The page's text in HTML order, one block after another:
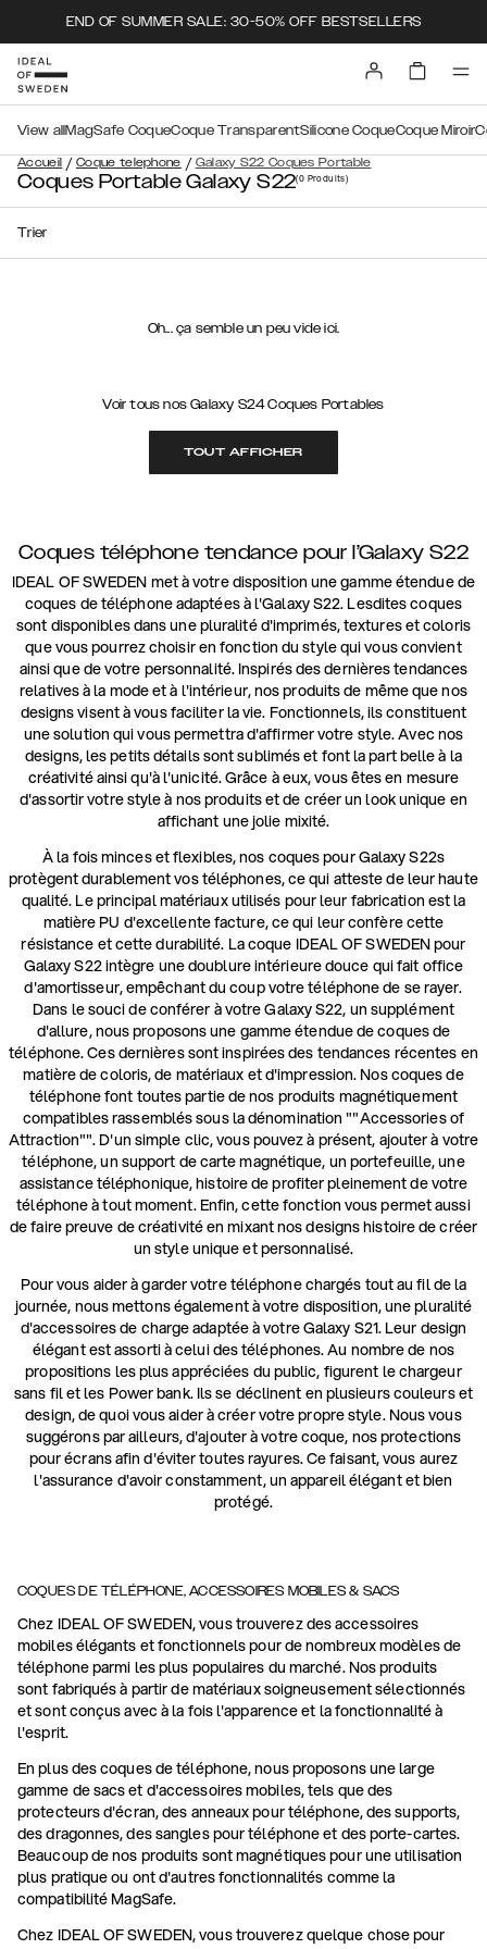
END OF SUMMER SALE: 30-50% OFF BESTSELLERS
Accueil / Coque telephone / Galaxy S22 Coques Portable
View all MagSafe CoqueCoque TransparentSilicone CoqueCoque Miroir
Coques Portable Galaxy S22(0 Produits)
Trier
Oh... ça semble un peu vide ici.
Voir tous nos Galaxy S24 Coques Portables
TOUT AFFICHER
Coques téléphone tendance pour l’Galaxy S22
IDEAL OF SWEDEN met à votre disposition une gamme étendue de
coques de téléphone adaptées à l'Galaxy S22. Lesdites coques
sont disponibles dans une pluralité d'imprimés, textures et coloris
que vous pourrez choisir en fonction du style qui vous convient
ainsi que de votre personnalité. Inspirés des dernières tendances
relatives à la mode et à l'intérieur, nos produits de même que nos
designs visent à vous faciliter la vie. Fonctionnels, ils constituent
une solution qui vous permettra d'affirmer votre style. Avec nos
designs, les petits détails sont sublimés et font la part belle à la
créativité ainsi qu'à l'unicité. Grâce à eux, vous êtes en mesure
d'assortir votre style à nos produits et de créer un look unique en
affichant une jolie mixité.
À la fois minces et flexibles, nos coques pour Galaxy S22s
protègent durablement vos téléphones, ce qui atteste de leur haute
qualité. Le principal matériaux utilisés pour leur fabrication est la
matière PU d'excellente facture, ce qui leur confère cette
résistance et cette durabilité. La coque IDEAL OF SWEDEN pour
Galaxy S22 intègre une doublure intérieure douce qui fait office
d'amortisseur, empêchant du coup votre téléphone de se rayer.
Dans le souci de conférer à votre Galaxy S22, un supplément
d'allure, nous proposons une gamme étendue de coques de
téléphone. Ces dernières sont inspirées des tendances récentes en
matière de coloris, de matériaux et d'impression. Nos coques de
téléphone font toutes partie de nos produits magnétiquement
compatibles rassemblés sous la dénomination ""Accessories of
Attraction"". D'un simple clic, vous pouvez à présent, ajouter à votre
téléphone, un support de carte magnétique, un portefeuille, une
assistance téléphonique, histoire de profiter pleinement de votre
téléphone à tout moment. Enfin, cette fonction vous permet aussi
de faire preuve de créativité en mixant nos designs histoire de créer
un style unique et personnalisé.
Pour vous aider à garder votre téléphone chargés tout au fil de la
journée, nous mettons également à votre disposition, une pluralité
d'accessoires de charge adaptée à votre Galaxy S21. Leur design
élégant est assorti à celui des téléphones. Au nombre de nos
propositions les plus appréciées du public, figurent le chargeur
sans fil et les Power bank. Ils se déclinent en plusieurs couleurs et
design, de quoi vous aider à créer votre propre style. Nous vous
suggérons par ailleurs, d'ajouter à votre coque, nos protections
pour écrans afin d'éviter toutes rayures. Ce faisant, vous aurez
l'assurance d'avoir constamment, un appareil élégant et bien
protégé.
COQUES DE TÉLÉPHONE, ACCESSOIRES MOBILES & SACS
Chez IDEAL OF SWEDEN, vous trouverez des accessoires
mobiles élégants et fonctionnels pour de nombreux modèles de
téléphone parmi les plus populaires du marché. Nos produits
sont fabriqués à partir de matériaux soigneusement sélectionnés
et sont conçus avec à la fois l'apparence et la fonctionnalité à
l'esprit.
En plus des coques de téléphone, nous proposons une large
gamme de sacs et d'accessoires mobiles, tels que des
protecteurs d'écran, des anneaux pour téléphone, des supports,
des dragonnes, des sangles pour téléphone et des porte-cartes.
Beaucoup de nos produits sont magnétiques pour une utilisation
plus pratique ou ont d'autres fonctionnalités comme la
compatibilité MagSafe.
Chez IDEAL OF SWEDEN, vous trouverez quelque chose pour